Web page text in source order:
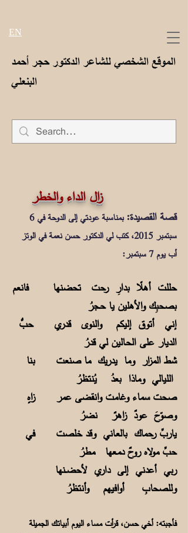
الموقع الشخصي للشاعر الدكتور حجر أحمد
البنعلي
EN
زال الداء والخطر
قصة القصيدة:
بمناسبة عودتي إلى الدوحة في 6
سبتمبر 2015، كتب لي الدكتور حسن نعمة في الوتز
أب يوم 7 سبتمبر:
حللت أهلًا بدارِ رحت تحضنها فانعم
بصحبِك والأهلين يا حـجرُ
إني أتوق إليكم والنوى قدري حبُّ
الديار على الحـالين لي قدرُ
شط المزار وما يدريك ما صنعت بنا
الليالي وماذا بعدُ يُنتظرُ
صحت سماء وغامت وانقضى عمر زاهٍ
وصوّحَ عودٌ زاهرٌ نضرُ
ياربِّ رحماك بالعـاني وقد خلصت في
حبِّ مولاه روحٌ دمـعها مطرُ
ربي أعدني إلى داري لأحضــنها
وللصحابِ أوافيهم وأنتظرُ
فأجبته: أخي حسن، قرأت مساء اليوم أبياتك الجميلة